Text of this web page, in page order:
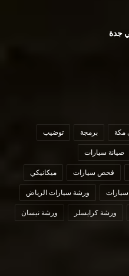
جدة
مكة برمجة توضيب
صيانة سيارات
فحص سيارات ميكانيكي
ورشة سيارات الرياض
ورشة كرايسلر ورشة نيسان